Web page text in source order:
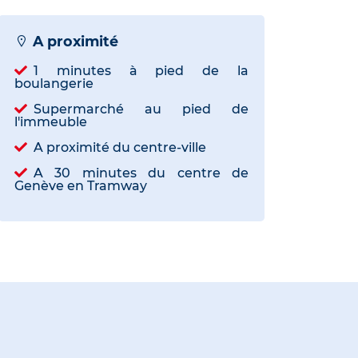
A proximité
1 minutes à pied de la
boulangerie
Supermarché au pied de
l'immeuble
A proximité du centre-ville
A 30 minutes du centre de
Genève en Tramway